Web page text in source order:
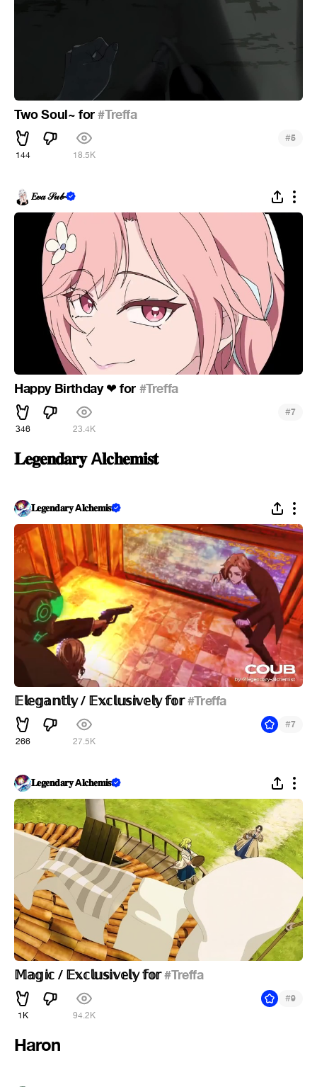
Two Soul~ for#Treffa
144 18.5K
#5
𝐸𝓋𝒶 𝒮𝓊𝒷~
Happy Birthday ❤ for #Treffa
346 23.4K
#7
𝐋𝐞𝐠𝐞𝐧𝐝𝐚𝐫𝐲 А𝐥𝐜𝐡𝐞𝐦𝐢𝐬𝐭
𝐋𝐞𝐠𝐞𝐧𝐝𝐚𝐫𝐲 A𝐥𝐜𝐡𝐞𝐦𝐢𝐬𝐭
𝔼𝕝𝕖𝕘𝕒𝕟𝕥𝕝𝕪 / 𝔼𝕩𝕔𝕝𝕦𝕤𝕚𝕧𝕖𝕝𝕪 𝕗𝕠𝕣#Treffa
266 27.5K
#7
𝐋𝐞𝐠𝐞𝐧𝐝𝐚𝐫𝐲 A𝐥𝐜𝐡𝐞𝐦𝐢𝐬𝐭
𝕄𝕒𝕘𝕚𝕔 / 𝔼𝕩𝕔𝕝𝕦𝕤𝕚𝕧𝕖𝕝𝕪 𝕗𝕠𝕣#Treffa
1K 94.2K
#9
Haron